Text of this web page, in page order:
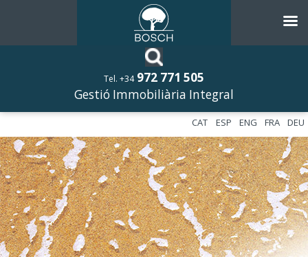
Tel. +34 972 771 505
Gestió Immobiliària Integral
DEU
FRA
ENG
ESP
CAT